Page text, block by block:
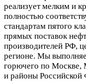
реализует мелким и
полностью
стандартам пятого
прямых поставок
производителей РФ,
регионе. Мы
горючего по Москве,
и районы Российской